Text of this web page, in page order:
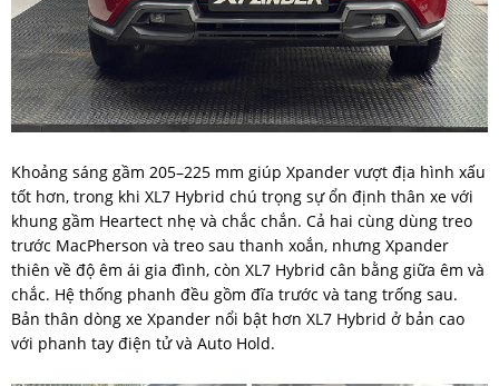
Khoảng sáng gầm 205–225 mm giúp Xpander vượt địa hình xấu
tốt hơn, trong khi XL7 Hybrid chú trọng sự ổn định thân xe với
khung gầm Heartect nhẹ và chắc chắn. Cả hai cùng dùng treo
trước MacPherson và treo sau thanh xoắn, nhưng Xpander
thiên về độ êm ái gia đình, còn XL7 Hybrid cân bằng giữa êm và
chắc. Hệ thống phanh đều gồm đĩa trước và tang trống sau.
Bản thân dòng xe Xpander nổi bật hơn XL7 Hybrid ở bản cao
với phanh tay điện tử và Auto Hold.